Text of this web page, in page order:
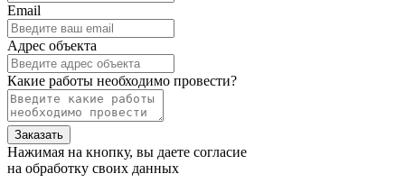
Email
Адрес объекта
Какие работы необходимо провести?
Заказать
Нажимая на кнопку, вы даете согласие
на обработку своих данных